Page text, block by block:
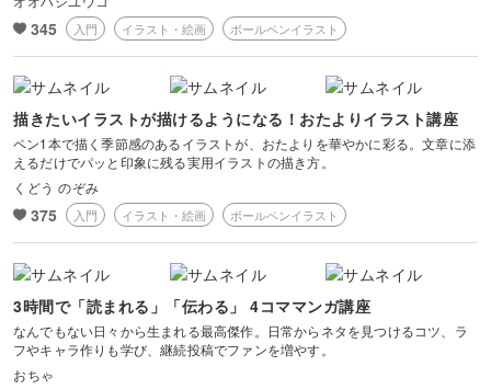
345 入門 イラスト・絵画 ボールペンイラスト
描きたいイラストが描けるようになる！おたよりイラスト講座
ペン1本で描く季節感のあるイラストが、おたよりを華やかに彩る。文章に添
えるだけでパッと印象に残る実用イラストの描き方。
くどう のぞみ
375 入門 イラスト・絵画 ボールペンイラスト
3時間で「読まれる」「伝わる」 4コママンガ講座
なんでもない日々から生まれる最高傑作。日常からネタを見つけるコツ、ラ
フやキャラ作りも学び、継続投稿でファンを増やす。
おちゃ